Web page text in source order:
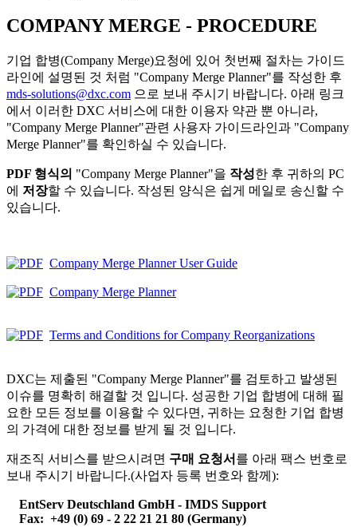
COMPANY MERGE - PROCEDURE
기업 합병(Company Merge)요청에 있어 첫번째 절차는 가이드
라인에 설명된 것 처럼 "Company Merge Planner"를 작성한 후
mds-solutions@dxc.com 으로 보내 주시기 바랍니다. 아래 링크
에서 이러한 DXC 서비스에 대한 이용자 약관 뿐 아니라,
"Company Merge Planner"관련 사용자 가이드라인과 "Company
Merge Planner"를 확인하실 수 있습니다.
PDF 형식의 "Company Merge Planner"을 작성한 후 귀하의 PC
에 저장할 수 있습니다. 작성된 양식은 쉽게 메일로 송신할 수
있습니다.
Company Merge Planner User Guide
Company Merge Planner
Terms and Conditions for Company Reorganizations
DXC는 제출된 "Company Merge Planner"를 검토하고 발생된
이슈를 명확히 해결할 것 입니다. 성공한 기업 합병에 대해 필
요한 모든 정보를 이용할 수 있다면, 귀하는 요청한 기업 합병
의 가격에 대한 정보를 받게 될 것 입니다.
재조직 서비스를 받으시려면 구매 요청서 를 아래 팩스 번호로
보내 주시기 바랍니다.(사업자 등록 번호와 함께):
EntServ Deutschland GmbH- IMDS Support
Fax: +49 (0) 69 - 2 22 21 21 80 (Germany)